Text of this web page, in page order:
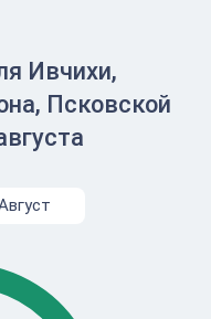
Ивчихи,
Псковской